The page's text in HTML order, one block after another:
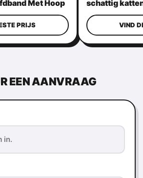
Met Hoop
PRIJS
schattig
VIND
EEN AANVRAAG